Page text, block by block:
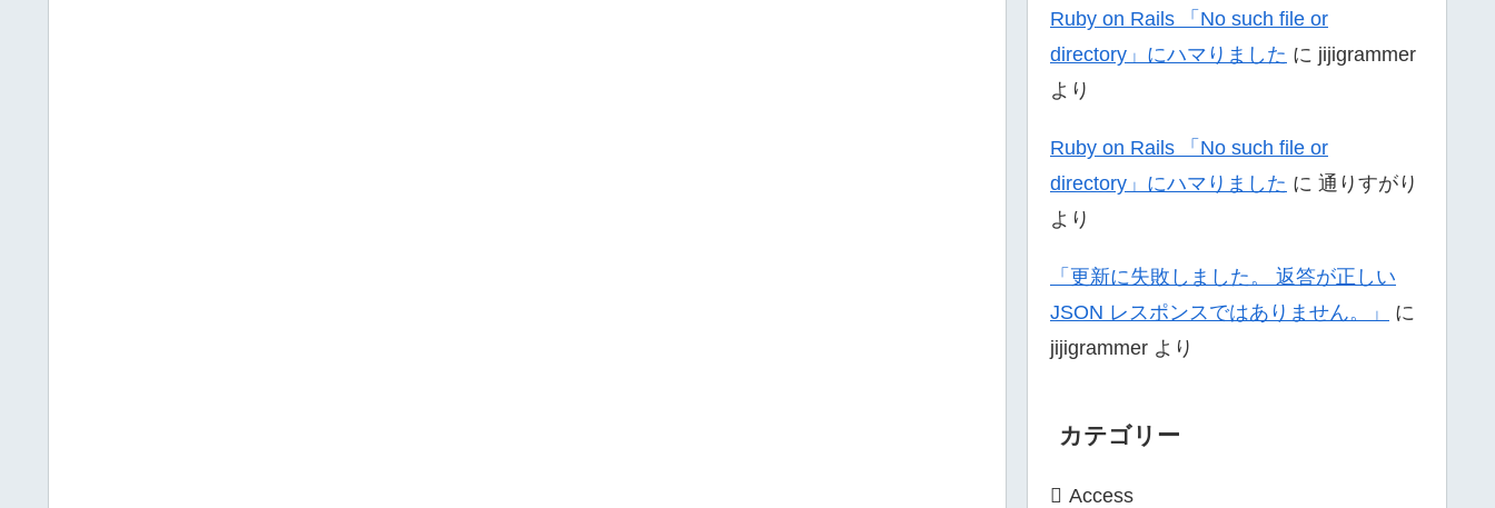
Ruby on Rails 「No such file or
directory」にハマりました に jijigrammer
より
Ruby on Rails 「No such file or
directory」にハマりました に 通りすがり
より
「更新に失敗しました。 返答が正しい
JSON レスポンスではありません。」
に
jijigrammer より
カテゴリー
Access